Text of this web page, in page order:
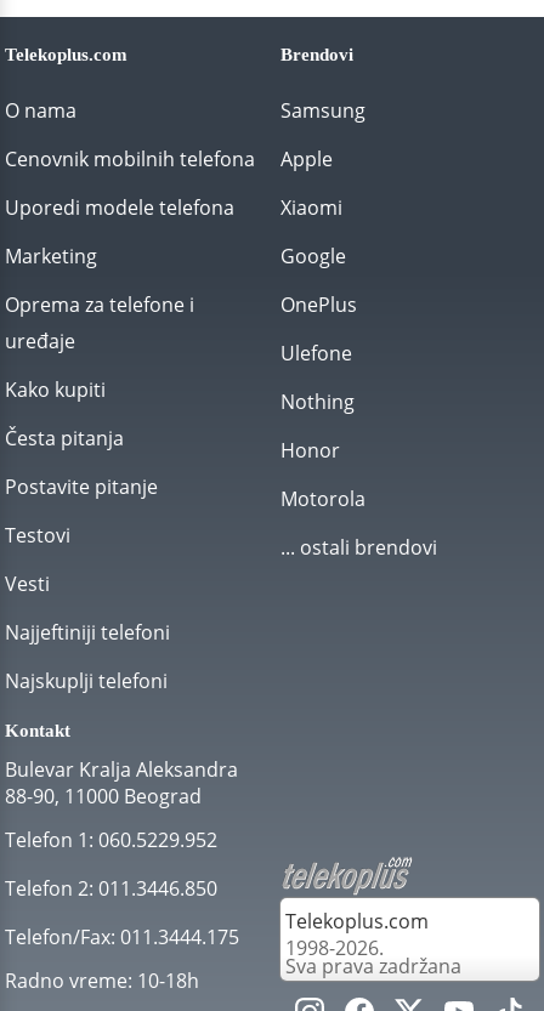
Telekoplus.com
O nama
Cenovnik mobilnih telefona
Uporedi modele telefona
Marketing
Oprema za telefone i
uređaje
Kako kupiti
Česta pitanja
Postavite pitanje
Testovi
Vesti
Najjeftiniji telefoni
Najskuplji telefoni
Brendovi
Samsung
Apple
Xiaomi
Google
OnePlus
Ulefone
Nothing
Honor
Motorola
... ostali brendovi
Kontakt
Bulevar Kralja Aleksandra
88-90, 11000 Beograd
Telefon 1: 060.5229.952
Telefon 2: 011.3446.850
Telefon/Fax: 011.3444.175
Radno vreme: 10-18h
Telekoplus.com
1998-2026.
Sva prava zadržana